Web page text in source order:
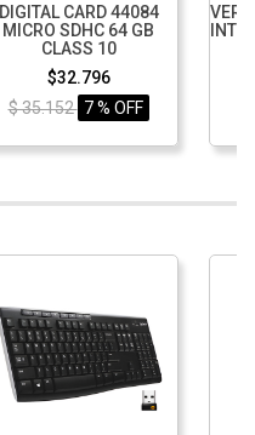
DIGITAL CARD 44084
MICRO SDHC 64 GB
CLASS 10
$32.796
$ 35.152 7 % OFF